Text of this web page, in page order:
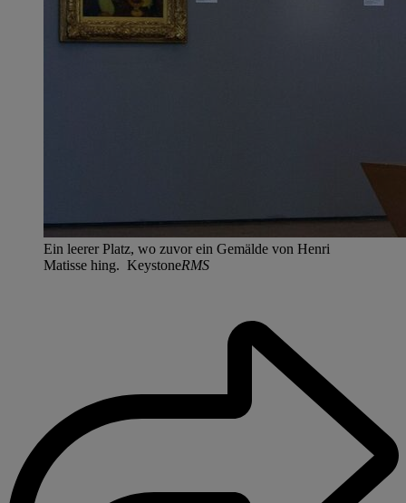
Ein leerer Platz, wo zuvor ein Gemälde von Henri
Matisse hing. KeystoneRMS